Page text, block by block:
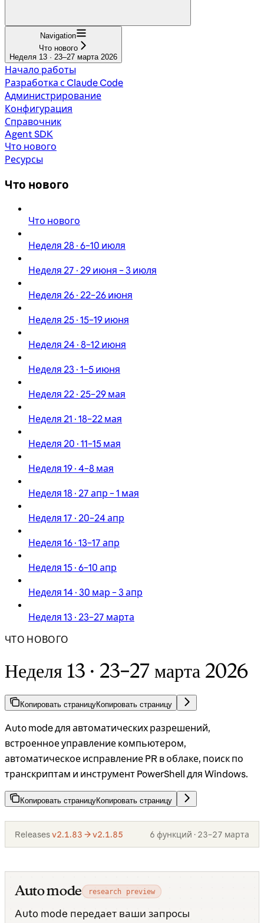
Navigation
Что нового
Неделя 13 · 23–27 марта 2026
Начало работы
Разработка с Claude Code
Администрирование
Конфигурация
Справочник
Agent SDK
Что нового
Ресурсы
Что нового
Что нового
Неделя 28 · 6–10 июля
Неделя 27 · 29 июня – 3 июля
Неделя 26 · 22–26 июня
Неделя 25 · 15–19 июня
Неделя 24 · 8–12 июня
Неделя 23 · 1–5 июня
Неделя 22 · 25–29 мая
Неделя 21 · 18–22 мая
Неделя 20 · 11–15 мая
Неделя 19 · 4–8 мая
Неделя 18 · 27 апр – 1 мая
Неделя 17 · 20–24 апр
Неделя 16 · 13–17 апр
Неделя 15 · 6–10 апр
Неделя 14 · 30 мар – 3 апр
Неделя 13 · 23–27 марта
ЧТО НОВОГО
Неделя 13 · 23–27 марта 2026
Копировать страницуКопировать страницу
Auto mode для автоматических разрешений,
встроенное управление компьютером,
автоматическое исправление PR в облаке, поиск по
транскриптам и инструмент PowerShell для Windows.
Копировать страницуКопировать страницу
Releasesv2.1.83 → v2.1.85 6 функций · 23–27 марта
Auto mode research preview
Auto mode передает ваши запросы